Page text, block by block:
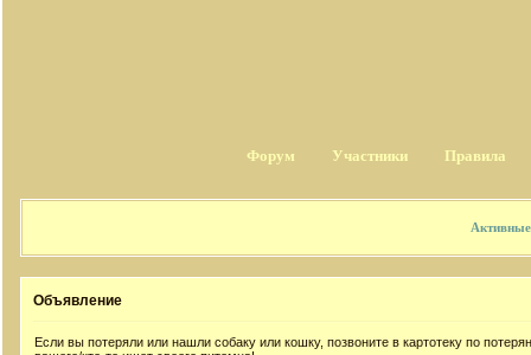
Форум Участники Правила
Объявление
Если вы потеряли или нашли собаку или кошку, позвоните в картотеку по